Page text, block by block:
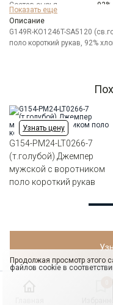
Состав сырья
Модель
Цвет
Ворот
Из
Показать еще
Описание
G149R-KO1246T-SA5120
поло короткий рукав, 92%
Узнать цену
G154-PM24-LT0266-7
(т.голубой) Джемпер
мужской с воротником
поло короткий рукав
Продолжая просмотр этого
файлов cookie в